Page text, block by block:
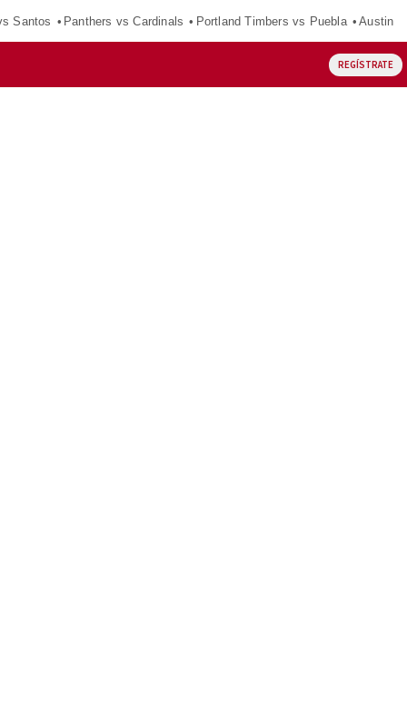
Santos Panthers vs Cardinals Portland Timbers vs Puebla Austin
REGÍSTRATE